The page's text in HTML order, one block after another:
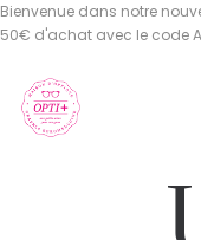
Bienvenue dans notre
50€ d'achat avec le code